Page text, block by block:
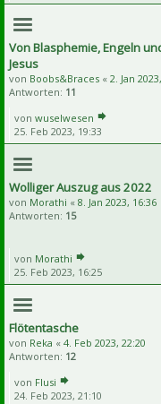
Von Blasphemie, Engeln
Jesus
von Boobs&Braces « 2. Jan
Antworten: 11
von wuselwesen
25. Feb 2023, 19:33
Wolliger Auszug aus 2022
von Morathi « 8. Jan 2023, 16:36
Antworten: 15
von Morathi
25. Feb 2023, 16:25
Flötentasche
von Reka « 4. Feb 2023, 22:20
Antworten: 12
von Flusi
24. Feb 2023, 21:10